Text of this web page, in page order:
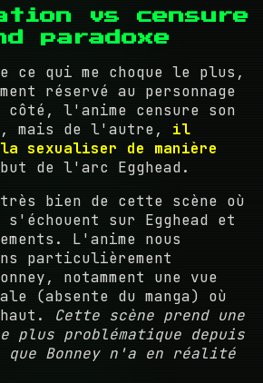
vs censure
paradoxe
ce qui me choque le plus,
réservé au personnage
côté, l'anime censure son
mais de l'autre, il
sexualiser de manière
de l'arc Egghead.
très bien de cette scène où
sur Egghead et
L'anime nous
particulièrement
notamment une vue
(absente du manga) où
Cette scène prend une
plus problématique depuis
que Bonney n'a en réalité